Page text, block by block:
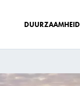
DUURZAAMHEID